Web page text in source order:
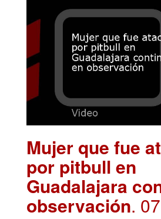
Mujer que fue
por pitbull en
Guadalajara
observación.